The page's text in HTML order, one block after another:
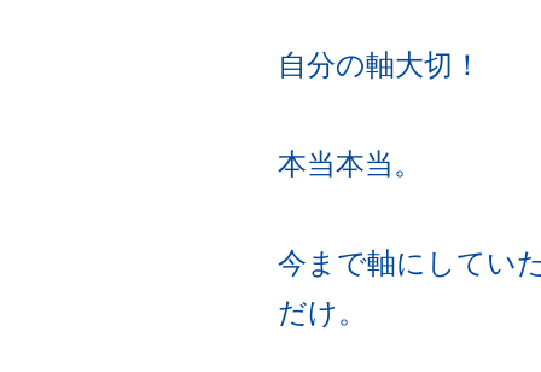
自分の軸大切！
本当本当。
今まで軸にしてい
だけ。